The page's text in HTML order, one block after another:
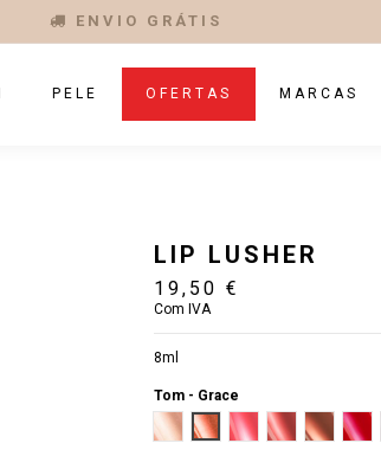
ENVIO GRÁTIS
PELE OFERTAS MARCAS
LIP LUSHER
19,50 €
Com IVA
8ml
Tom - Grace
Julia GraceEmelieAdeleLydia